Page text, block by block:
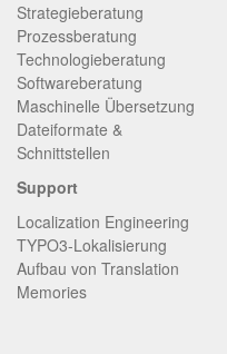
Strategieberatung
Prozessberatung
Technologieberatung
Softwareberatung
Maschinelle Übersetzung
Dateiformate &
Schnittstellen
Support
Localization Engineering
TYPO3-Lokalisierung
Aufbau von Translation
Memories